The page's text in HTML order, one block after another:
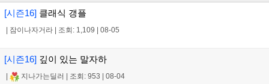
[시즌16] 클래식 갱플
잠이나자거라 조회: 1,109 08-05
[시즌16] 깊이 있는 말자하
지나가는딜러 조회: 953 08-04